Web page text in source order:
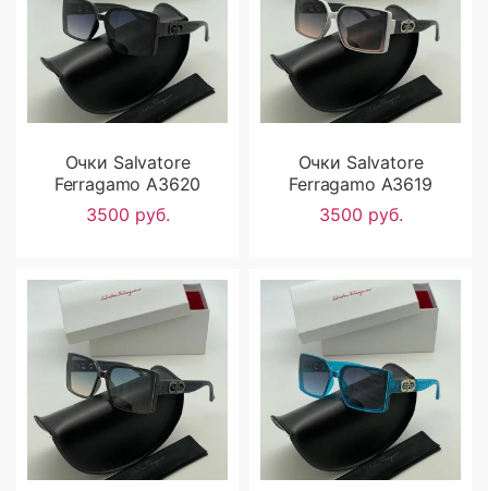
Очки Salvatore
Ferragamo A3620
3500 руб.
Очки Salvatore
Ferragamo A3619
3500 руб.